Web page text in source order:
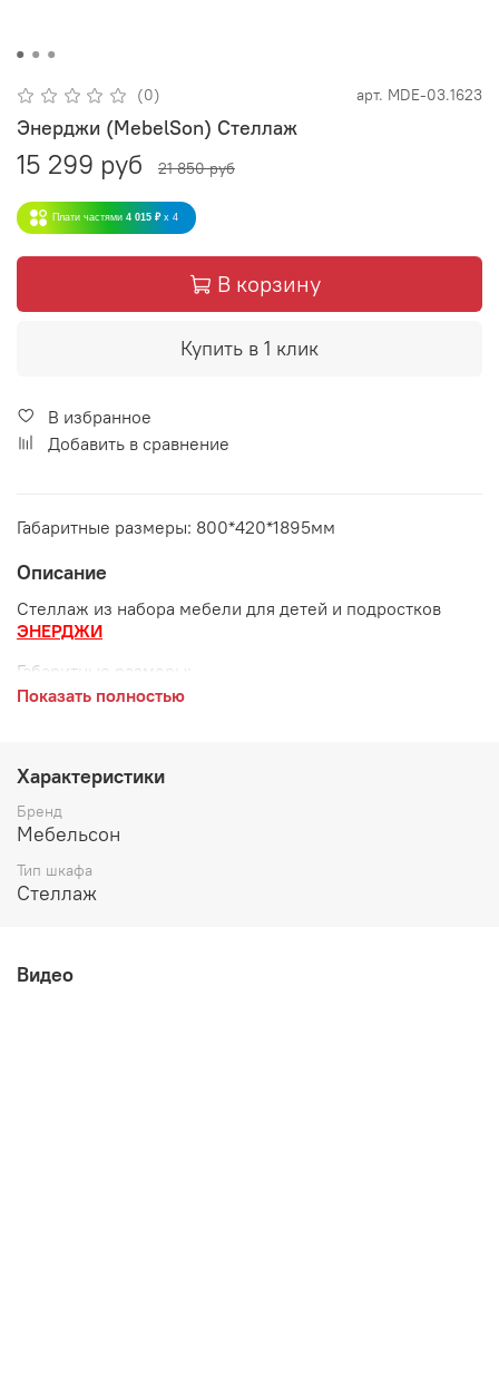
(0) арт. MDE-03.1623
Энерджи (MebelSon) Стеллаж
15 299 руб 21 850 руб
Плати частями 4 015 ₽ x 4
В корзину
Купить в 1 клик
В избранное
Добавить в сравнение
Габаритные размеры: 800*420*1895мм
Описание
Стеллаж из набора мебели для детей и подростков
ЭНЕРДЖИ
Габаритные размеры:
высота 1895 мм
Показать полностью
Характеристики
Бренд
Мебельсон
Тип шкафа
Стеллаж
Видео